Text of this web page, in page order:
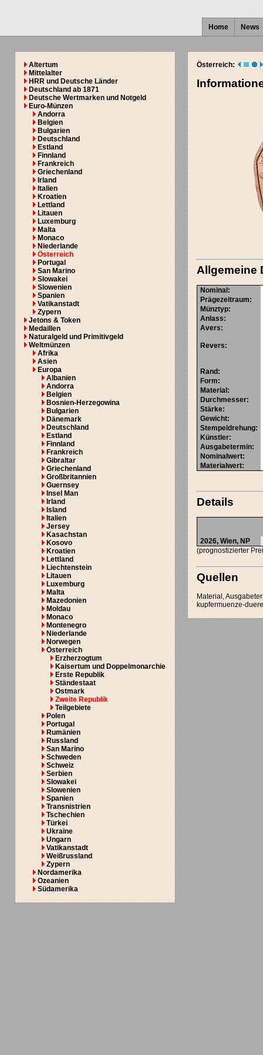
Home News
Altertum
Mittelalter
HRR und Deutsche Länder
Deutschland ab 1871
Deutsche Wertmarken und Notgeld
Euro-Münzen
Andorra
Belgien
Bulgarien
Deutschland
Estland
Finnland
Frankreich
Griechenland
Irland
Italien
Kroatien
Lettland
Litauen
Luxemburg
Malta
Monaco
Niederlande
Österreich
Portugal
San Marino
Slowakei
Slowenien
Spanien
Vatikanstadt
Zypern
Jetons & Token
Medaillen
Naturalgeld und Primitivgeld
Weltmünzen
Afrika
Asien
Europa
Albanien
Andorra
Belgien
Bosnien-Herzegowina
Bulgarien
Dänemark
Deutschland
Estland
Finnland
Frankreich
Gibraltar
Griechenland
Großbritannien
Guernsey
Insel Man
Irland
Island
Italien
Jersey
Kasachstan
Kosovo
Kroatien
Lettland
Liechtenstein
Litauen
Luxemburg
Malta
Mazedonien
Moldau
Monaco
Montenegro
Niederlande
Norwegen
Österreich
Erzherzogtum
Kaisertum und Doppelmonarchie
Erste Republik
Ständestaat
Ostmark
Zweite Republik
Teilgebiete
Polen
Portugal
Rumänien
Russland
San Marino
Schweden
Schweiz
Serbien
Slowakei
Slowenien
Spanien
Transnistrien
Tschechien
Türkei
Ukraine
Ungarn
Vatikanstadt
Weißrussland
Zypern
Nordamerika
Ozeanien
Südamerika
Österreich:
Allgemeine
Nominal :
Prägezeitraum:
Münztyp:
Anlass:
Avers:
Revers:
Rand :
Form:
Material :
Durchmesser:
Stärke:
Gewicht:
Stempeldrehung:
Künstler:
Ausgabetermin:
Nominalwert:
Materialwert:
Details
2026, Wien, NP
(prognostizierter
Quellen
Material,
kupfermuenze-